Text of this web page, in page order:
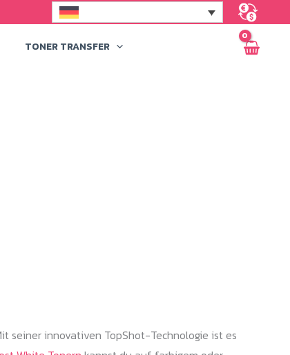
TONER TRANSFER
seiner innovativen TopShot-Technologie ist es